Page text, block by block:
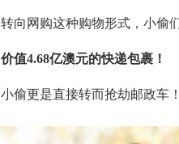
向网购这种购物形式，小偷
值4.68亿澳元的快递包裹！
偷更是直接转而抢劫邮政车！